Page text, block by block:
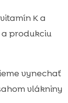
K a
produkciu
vynechať
vlákniny